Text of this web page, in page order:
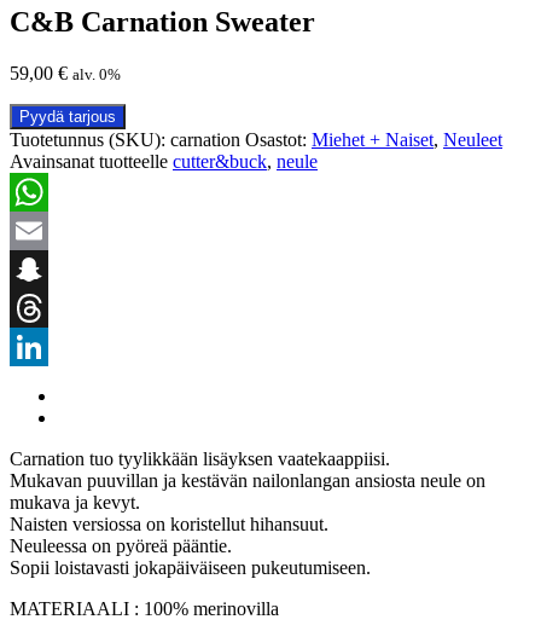
C&B Carnation Sweater
59,00 € alv. 0%
Pyydä tarjous
Tuotetunnus (SKU): carnation Osastot: Miehet + Naiset, Neuleet
Avainsanat tuotteelle cutter&buck, neule
WhatsApp
Email
Snapchat
Threads
Carnation tuo tyylikkään lisäyksen vaatekaappiisi.
Mukavan puuvillan ja kestävän nailonlangan ansiosta neule on
mukava ja kevyt.
Naisten versiossa on koristellut hihansuut.
Neuleessa on pyöreä pääntie.
Sopii loistavasti jokapäiväiseen pukeutumiseen.
MATERIAALI : 100% merinovilla